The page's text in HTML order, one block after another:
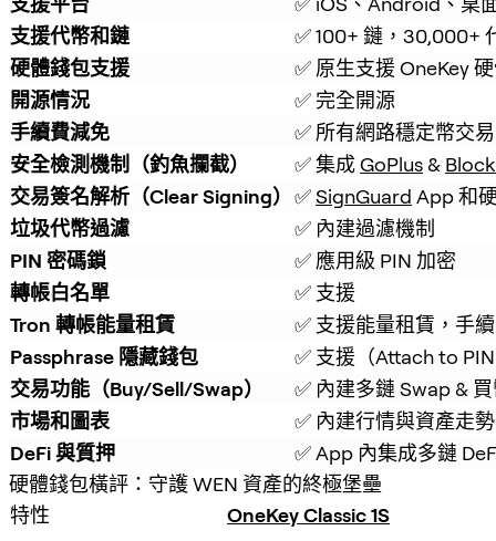
支援代幣和鏈
✅ 100+ 鏈，30,000+
硬體錢包支援
✅ 原生支援 OneKey
開源情況
✅ 完全開源
手續費減免
✅ 所有網路穩定幣交
安全檢測機制（釣魚攔截）
✅ 集成 GoPlus &
交易簽名解析（Clear Signing） ✅ SignGuard App 和
垃圾代幣過濾
✅ 內建過濾機制
PIN 密碼鎖
✅ 應用級 PIN 加密
轉帳白名單
✅ 支援
Tron 轉帳能量租賃
✅ 支援能量租賃，手
Passphrase 隱藏錢包
✅ 支援（Attach to
交易功能（Buy/Sell/Swap）
✅ 內建多鏈 Swap &
市場和圖表
✅ 內建行情與資產走勢
DeFi 與質押
✅ App 內集成多鏈
硬體錢包橫評：守護 WEN 資產的終極堡壘
特性
OneKey Classic 1S